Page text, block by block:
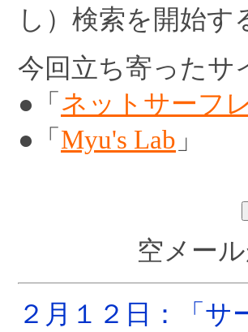
し）検索を開始
今回立ち寄ったサ
●「 ネットサーフ
●「 Myu's Lab 」
空メー
２月１２日：「